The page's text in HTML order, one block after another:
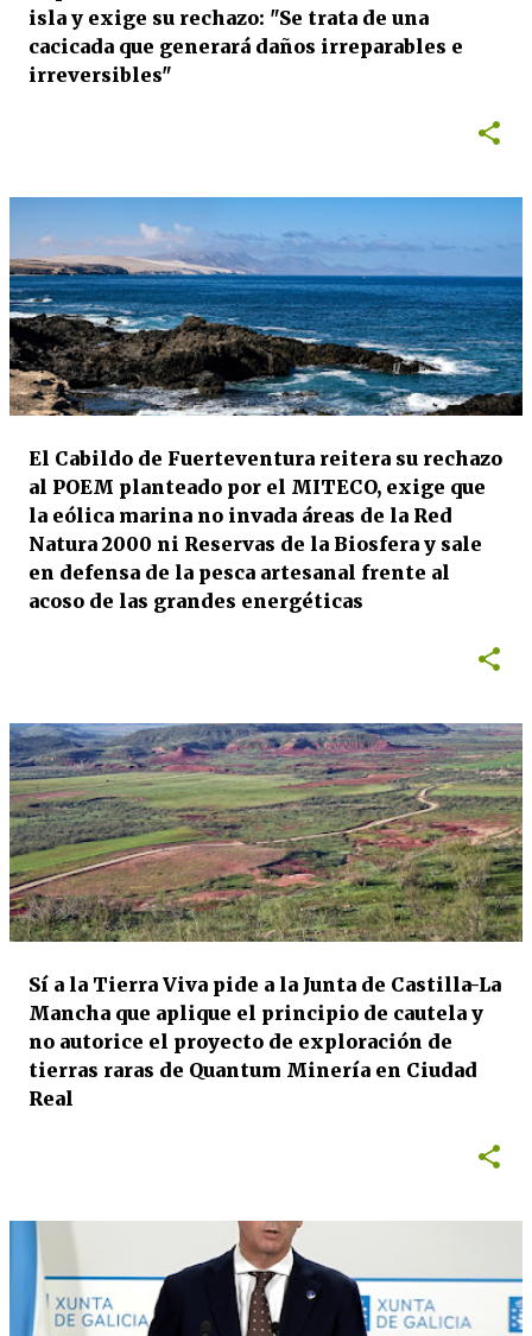
isla y exige su rechazo: "Se trata de una
cacicada que generará daños irreparables e
irreversibles"
El Cabildo de Fuerteventura reitera su rechazo
al POEM planteado por el MITECO, exige que
la eólica marina no invada áreas de la Red
Natura 2000 ni Reservas de la Biosfera y sale
en defensa de la pesca artesanal frente al
acoso de las grandes energéticas
Sí a la Tierra Viva pide a la Junta de Castilla-La
Mancha que aplique el principio de cautela y
no autorice el proyecto de exploración de
tierras raras de Quantum Minería en Ciudad
Real